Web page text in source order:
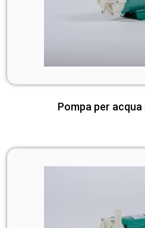
Pompa per